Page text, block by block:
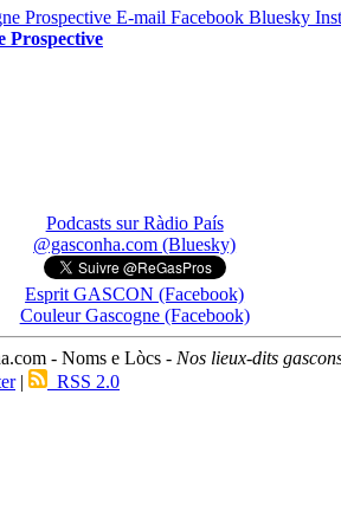
Prospective
Podcasts sur Ràdio País
@gasconha.com (Bluesky)
Esprit GASCON (Facebook)
Couleur Gascogne (Facebook)
- Noms e Lòcs - Nos lieux-dits
| RSS 2.0